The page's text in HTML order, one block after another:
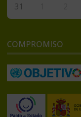
31
COMPROMISO